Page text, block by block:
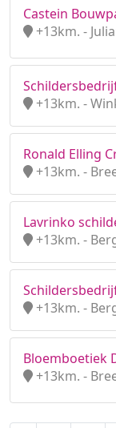
Castein
+13km. -
+13km. -
Ronald Elling
+13km. -
Lavrinko
+13km. -
+13km. -
Bloemboetiek
+13km. -